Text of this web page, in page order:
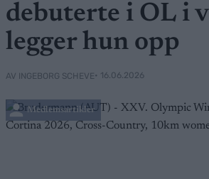
debuterte i OL i
legger hun opp
AV INGEBORG SCHEVE• 16.06.2026
Medlemsartikler